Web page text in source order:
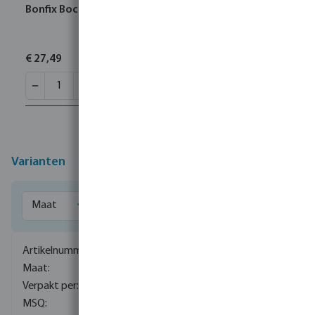
Bonfix Bocht 90° RVS 316L 28 mm pers KIWA
€ 27,49
Varianten